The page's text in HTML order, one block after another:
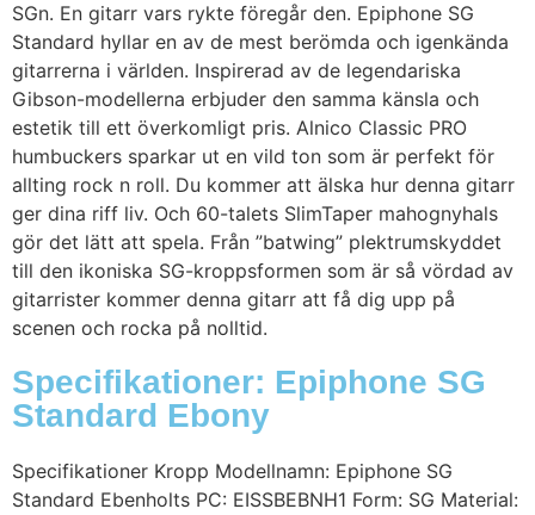
SGn. En gitarr vars rykte föregår den. Epiphone SG
Standard hyllar en av de mest berömda och igenkända
gitarrerna i världen. Inspirerad av de legendariska
Gibson-modellerna erbjuder den samma känsla och
estetik till ett överkomligt pris. Alnico Classic PRO
humbuckers sparkar ut en vild ton som är perfekt för
allting rock n roll. Du kommer att älska hur denna gitarr
ger dina riff liv. Och 60-talets SlimTaper mahognyhals
gör det lätt att spela. Från ”batwing” plektrumskyddet
till den ikoniska SG-kroppsformen som är så vördad av
gitarrister kommer denna gitarr att få dig upp på
scenen och rocka på nolltid.
Specifikationer: Epiphone SG
Standard Ebony
Specifikationer Kropp Modellnamn: Epiphone SG
Standard Ebenholts PC: EISSBEBNH1 Form: SG Material: